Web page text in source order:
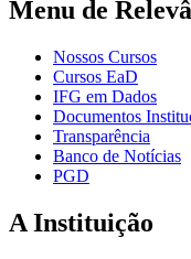
Menu de
Nossos Cursos
Cursos EaD
IFG em Dados
Documentos
Transparência
Banco de Notícias
PGD
A Instituição